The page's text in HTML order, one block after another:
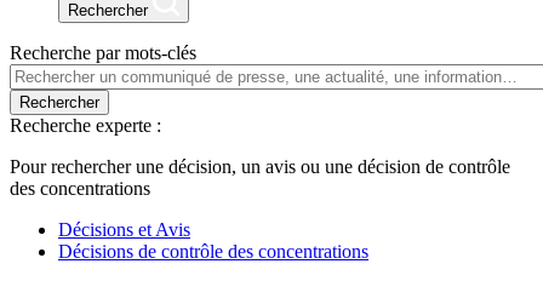
Rechercher
Recherche par mots-clés
Rechercher
Recherche experte :
Pour rechercher une décision, un avis ou une décision de contrôle
des concentrations
Décisions et Avis
Décisions de contrôle des concentrations